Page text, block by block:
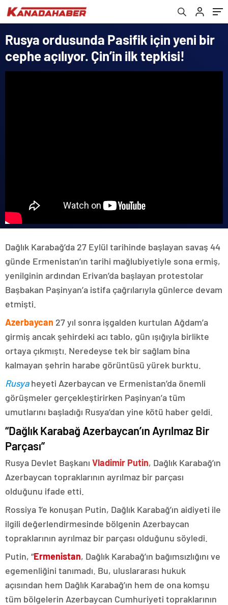
Rusya ordusunda Pasifik için yeni bir
cephe açılıyor. Çin’in ilk tepkisi!
Dağlık Karabağ’da 27 Eylül tarihinde başlayan savaş 44
günde Ermenistan’ın tarihi mağlubiyetiyle sona ermiş,
yenilginin ardından Erivan’da başlayan protestolar
Başbakan Paşinyan’a istifa çağrılarıyla günlerce devam
etmişti.
Azerbaycan 27 yıl sonra işgalden kurtulan Ağdam’a
girmiş ancak şehirdeki acı tablo, gün ışığıyla birlikte
ortaya çıkmıştı. Neredeyse tek bir sağlam bina
kalmayan şehrin harabe görüntüsü yürek burktu.
Rusyaheyeti Azerbaycan ve Ermenistan’da önemli
görüşmeler gerçekleştirirken Paşinyan’a tüm
umutlarını başladığı Rusya’dan yine kötü haber geldi.
“Dağlık Karabağ Azerbaycan’ın Ayrılmaz Bir
Parçası”
Rusya Devlet Başkanı Vladimir Putin, Dağlık Karabağ’ın
Azerbaycan topraklarının ayrılmaz bir parçası
olduğunu ifade etti.
Rossiya 1’e konuşan Putin, Dağlık Karabağ’ın aidiyeti ile
ilgili değerlendirmesinde bölgenin Azerbaycan
topraklarının ayrılmaz bir parçası olduğunu söyledi.
Putin, “Ermenistan, Dağlık Karabağ’ın bağımsızlığını ve
egemenliğini tanımadı. Bu, uluslararası hukuk
açısından hem Dağlık Karabağ’ın hem de ona komşu
tüm bölgelerin Azerbaycan Cumhuriyeti topraklarının